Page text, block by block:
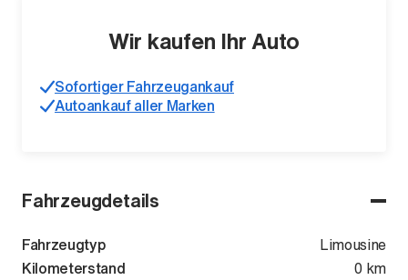
Fahrzeugdetails
Fahrzeugtyp
Limousine
Kilometerstand
0 km
Wir kaufen Ihr Auto
Sofortiger Fahrzeugankauf
Autoankauf aller Marken